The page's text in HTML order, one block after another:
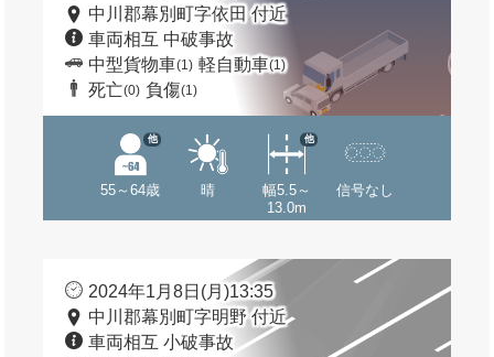
中川郡幕別町字依田 付近
車両相互 中破事故
中型貨物車(1) 軽自動車(1)
死亡(0) 負傷(1)
55～64歳
他
晴
幅5.5～
13.0m
他
信号なし
2024年1月8日(月)13:35
中川郡幕別町字明野 付近
車両相互 小破事故